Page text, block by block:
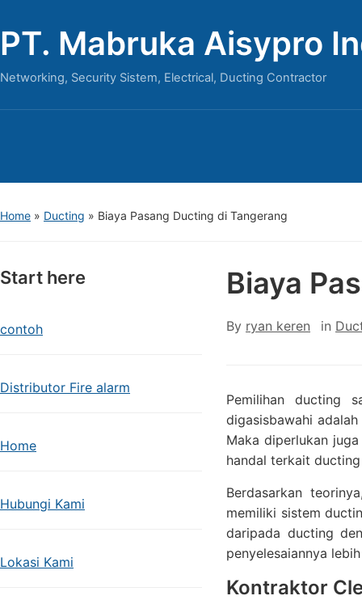
PT. Mabruka Aisypro
Networking, Security Sistem, Electrical, Ducting Contractor
Home » Ducting » Biaya Pasang Ducting di Tangerang
Start here
contoh
Distributor Fire alarm
Home
Hubungi Kami
Lokasi Kami
Biaya
By ryan keren in
Pemilihan ducting
digasisbawahi
Maka diperlukan
handal terkait
Berdasarkan
memiliki sistem
daripada ducting
penyelesaiannya
Kontraktor